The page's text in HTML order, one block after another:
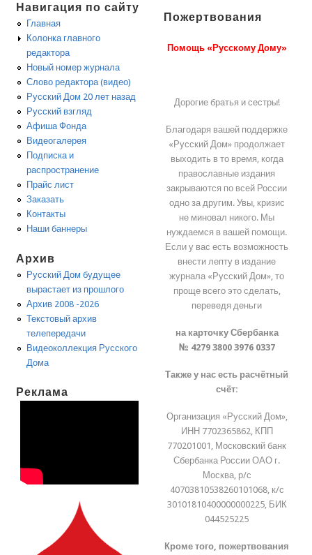
Навигация по сайту
Главная
Колонка главного
редактора
Новый номер журнала
Слово редактора (видео)
Русский Дом 20 лет назад
Русский взгляд
Афиша Фонда
Видеогалерея
Подписка и
распространение
Прайс лист
Заказать
Контакты
Наши баннеры
Архив
Русский Дом будущее
вырастает из прошлого
Архив 2008 -2026
Текстовый архив
телепередачи
Видеоколлекция Русского
Дома
Реклама
Пожертвования
Помощь «Русскому Дому»
Дорогие братья и сестры!
Благодаря вашей поддержке
«Русский Дом» продолжает
выходить в то время, когда
православные издания
закрываются по всей России
одно за другим. Увы, кризис
не миновал никого. Мы
нуждаемся в вашей помощи.
Если у вас есть возможность
внести лепту в издание
журнала «Русский Дом», то
проще всего это сделать,
переведя деньги
на карточку Сбербанка
№ 4279 3800 3976 0337
Также у нас есть расчётный
счёт:
Организация «Русский Дом»,
ИНН 7702365862, КПП
770201001, Московский банк
Сбербанка России ОАО г.
Москва, р/с
40703810538260101068, к/с
30101810400000000225, БИК
044525225
Кроме того, пожертвования